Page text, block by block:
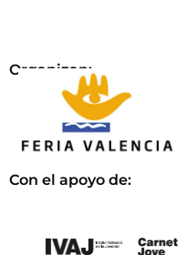
Organizan:
Con el apoyo de: